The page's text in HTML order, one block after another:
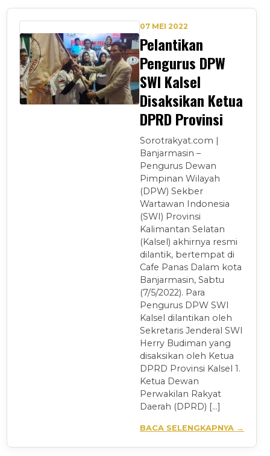
07 MEI 2022
Pelantikan
Pengurus DPW
SWI Kalsel
Disaksikan Ketua
DPRD Provinsi
Sorotrakyat.com |
Banjarmasin –
Pengurus Dewan
Pimpinan Wilayah
(DPW) Sekber
Wartawan Indonesia
(SWI) Provinsi
Kalimantan Selatan
(Kalsel) akhirnya resmi
dilantik, bertempat di
Cafe Panas Dalam kota
Banjarmasin, Sabtu
(7/5/2022). Para
Pengurus DPW SWI
Kalsel dilantikan oleh
Sekretaris Jenderal SWI
Herry Budiman yang
disaksikan oleh Ketua
DPRD Provinsi Kalsel 1.
Ketua Dewan
Perwakilan Rakyat
Daerah (DPRD) […]
BACA SELENGKAPNYA →